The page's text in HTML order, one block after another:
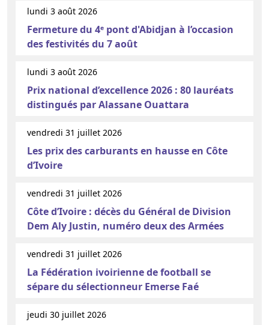
lundi 3 août 2026
Fermeture du 4ᵉ pont d'Abidjan à l’occasion
des festivités du 7 août
lundi 3 août 2026
Prix national d’excellence 2026 : 80 lauréats
distingués par Alassane Ouattara
vendredi 31 juillet 2026
Les prix des carburants en hausse en Côte
d’Ivoire
vendredi 31 juillet 2026
Côte d’Ivoire : décès du Général de Division
Dem Aly Justin, numéro deux des Armées
vendredi 31 juillet 2026
La Fédération ivoirienne de football se
sépare du sélectionneur Emerse Faé
jeudi 30 juillet 2026